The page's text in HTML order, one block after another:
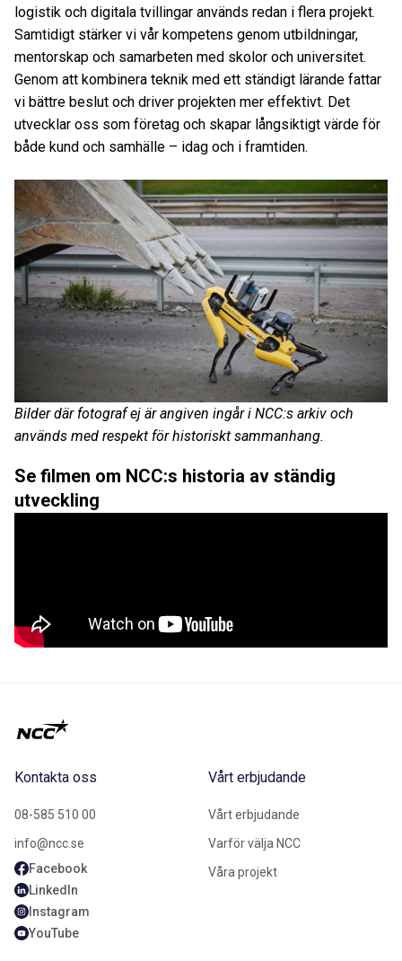
logistik och digitala tvillingar används redan i flera projekt.
Samtidigt stärker vi vår kompetens genom utbildningar,
mentorskap och samarbeten med skolor och universitet.
Genom att kombinera teknik med ett ständigt lärande fattar
vi bättre beslut och driver projekten mer effektivt. Det
utvecklar oss som företag och skapar långsiktigt värde för
både kund och samhälle – idag och i framtiden.
Bilder där fotograf ej är angiven ingår i NCC:s arkiv och
används med respekt för historiskt sammanhang.
Se filmen om NCC:s historia av ständig
utveckling
Kontakta oss
08-585 510 00
info@ncc.se
Facebook
LinkedIn
Instagram
YouTube
Vårt erbjudande
Vårt erbjudande
Varför välja NCC
Våra projekt